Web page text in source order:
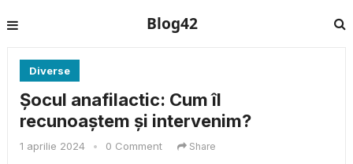
Blog42
Diverse
Șocul anafilactic: Cum îl
recunoaștem și intervenim?
1 aprilie 2024 • 0 Comment Share